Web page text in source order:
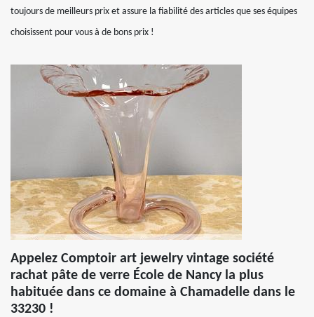
toujours de meilleurs prix et assure la fiabilité des articles que ses équipes
choisissent pour vous à de bons prix !
Appelez Comptoir art jewelry vintage société
rachat pâte de verre École de Nancy la plus
habituée dans ce domaine à Chamadelle dans le
33230 !